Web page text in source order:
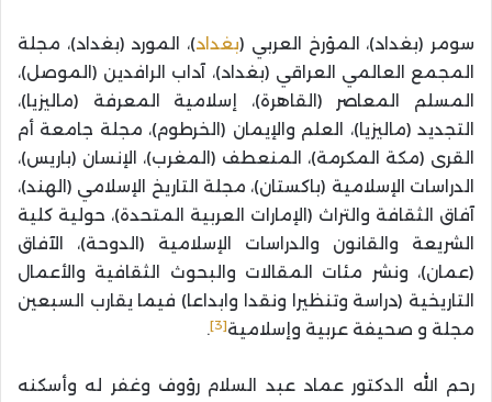
سومر (بغداد)، المؤرخ العربي (بغداد)، المورد (بغداد)، مجلة
المجمع العالمي العراقي (بغداد)، آداب الرافدين (الموصل)،
المسلم المعاصر (القاهرة)، إسلامية المعرفة (ماليزيا)،
التجديد (ماليزيا)، العلم والإيمان (الخرطوم)، مجلة جامعة أم
القرى (مكة المكرمة)، المنعطف (المغرب)، الإنسان (باريس)،
الدراسات الإسلامية (باكستان)، مجلة التاريخ الإسلامي (الهند)،
آفاق الثقافة والتراث (الإمارات العربية المتحدة)، حولية كلية
الشريعة والقانون والدراسات الإسلامية (الدوحة)، الآفاق
(عمان)، ونشر مئات المقالات والبحوث الثقافية والأعمال
التاريخية (دراسة وتنظيرا ونقدا وابداعا) فيما يقارب السبعين
مجلة و صحيفة عربية وإسلامية[3]
.
رحم الله الدكتور عماد عبد السلام رؤوف وغفر له وأسكنه